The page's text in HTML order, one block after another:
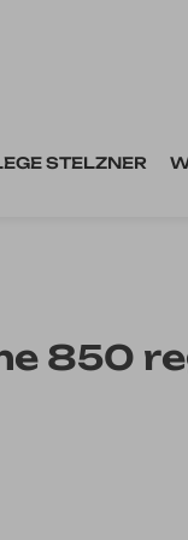
STELZNER
850